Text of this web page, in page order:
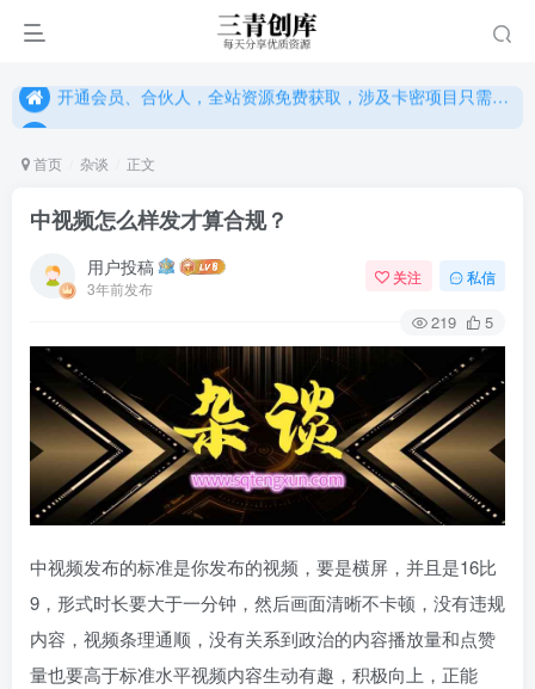
开通会员、合伙人，全站资源免费获取，涉及卡密项目只需单独购卡密（位置：网站右下悬浮按钮）
首页 杂谈 正文
中视频怎么样发才算合规？
用户投稿
3年前发布
关注 私信
219 5
中视频发布的标准是你发布的视频，要是横屏，并且是16比
9，形式时长要大于一分钟，然后画面清晰不卡顿，没有违规
内容，视频条理通顺，没有关系到政治的内容播放量和点赞
量也要高于标准水平视频内容生动有趣，积极向上，正能